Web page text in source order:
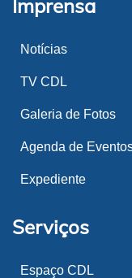
Imprensa
Notícias
TV CDL
Galeria de Fotos
Agenda de
Expediente
Serviços
Espaço CDL